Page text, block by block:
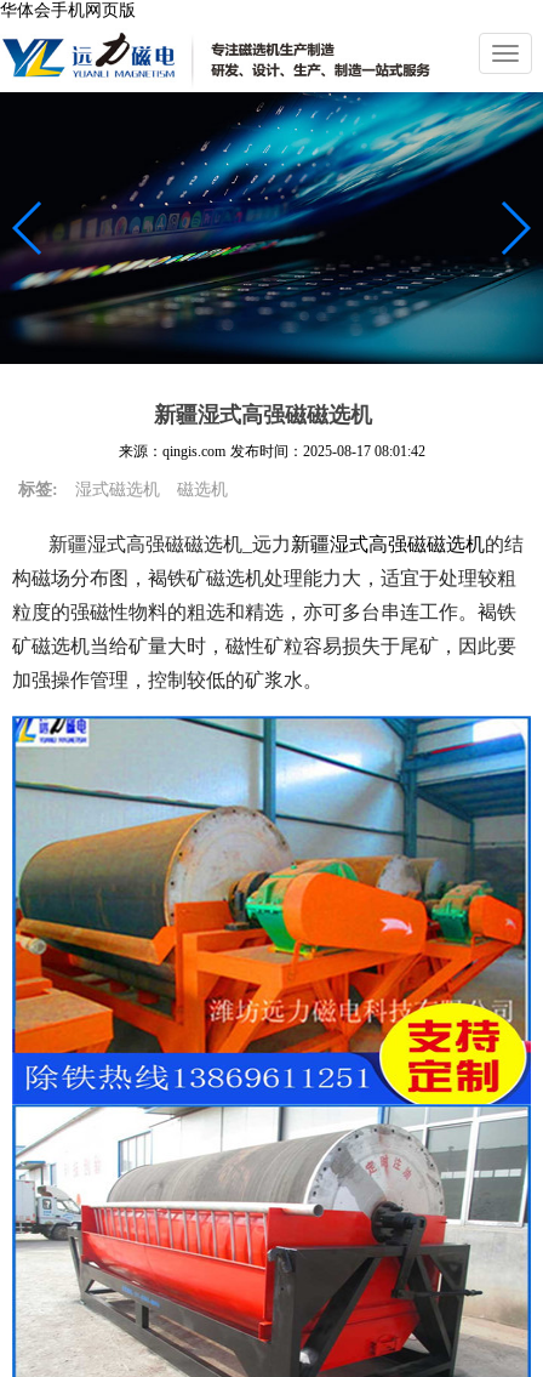
华体会手机网页版
切
换
导
航
新疆湿式高强磁磁选机
来源：qingis.com 发布时间： 2025-08-17 08:01:42
标签: 湿式磁选机 磁选机
新疆湿式高强磁磁选机_远力新疆湿式高强磁磁选机的结
构磁场分布图，褐铁矿磁选机处理能力大，适宜于处理较粗
粒度的强磁性物料的粗选和精选，亦可多台串连工作。褐铁
矿磁选机当给矿量大时，磁性矿粒容易损失于尾矿，因此要
加强操作管理，控制较低的矿浆水。